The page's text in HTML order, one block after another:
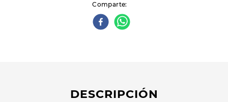
Comparte
DESCRIPCIÓN